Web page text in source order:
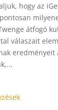
hogy az
átfogó
válaszait
eredményeit